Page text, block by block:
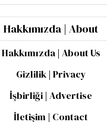
Hakkımızda | About
Hakkımızda | About Us
Gizlilik | Privacy
İşbirliği | Advertise
İletişim | Contact